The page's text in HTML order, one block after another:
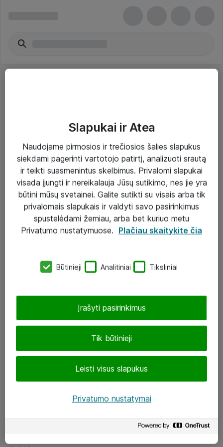
Paslaugos
Sprendimai
Įgyvendinti projektai
Atea ekspertų patarimai verslui
eShop@atea.lt
LinkedIn
Slapukai ir Atea
Naudojame pirmosios ir trečiosios šalies slapukus
siekdami pagerinti vartotojo patirtį, analizuoti srautą
ir teikti suasmenintus skelbimus. Privalomi slapukai
visada įjungti ir nereikalauja Jūsų sutikimo, nes jie yra
būtini mūsų svetainei. Galite sutikti su visais arba tik
privalomais slapukais ir valdyti savo pasirinkimus
spustelėdami žemiau, arba bet kuriuo metu
Privatumo nustatymuose. Plačiau skaitykite čia
Būtinieji Analitiniai Tiksliniai
Tik būtinieji
Leisti visus slapukus
Įrašyti pasirinkimus
Privatumo nustatymai